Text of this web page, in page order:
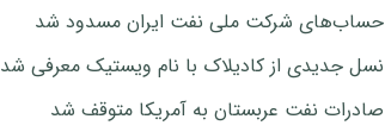
حساب‌های شرکت ملی نفت ایران مسدود شد
نسل جدیدی از کادیلاک با نام ویستیک معرفی شد
صادرات نفت عربستان به آمریکا متوقف شد